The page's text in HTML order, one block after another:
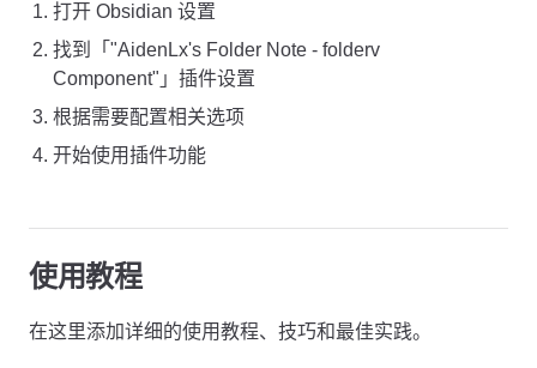
打开 Obsidian 设置
找到「"AidenLx's Folder Note - folderv
Component"」插件设置
根据需要配置相关选项
开始使用插件功能
使用教程
在这里添加详细的使用教程、技巧和最佳实践。